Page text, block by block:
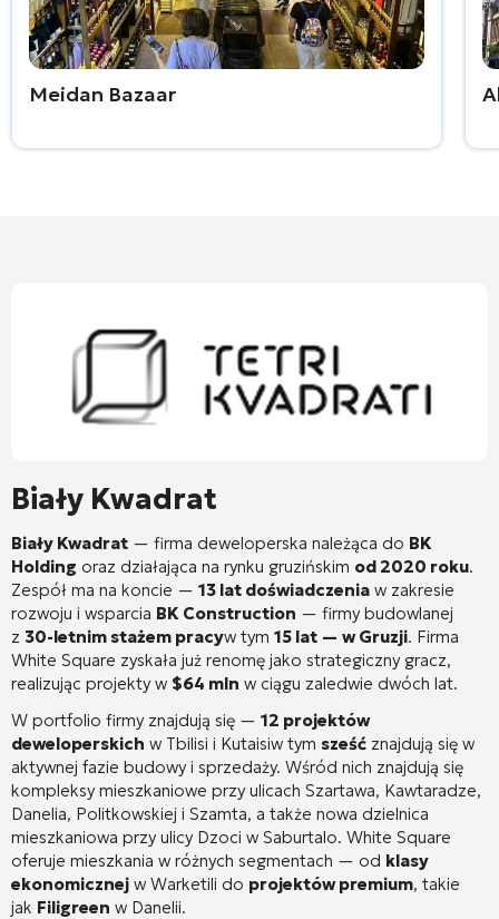
Meidan Bazaar
Biały Kwadrat
Biały Kwadrat — firma deweloperska należąca do BK
Holding oraz działająca na rynku gruzińskim od 2020 roku.
Zespół ma na koncie — 13 lat doświadczenia w zakresie
rozwoju i wsparcia BK Construction — firmy budowlanej
z 30-letnim stażem pracyw tym 15 lat — w Gruzji. Firma
White Square zyskała już renomę jako strategiczny gracz,
realizując projekty w $64 mln w ciągu zaledwie dwóch lat.
W portfolio firmy znajdują się — 12 projektów
deweloperskich w Tbilisi i Kutaisiw tym sześć znajdują się w
aktywnej fazie budowy i sprzedaży. Wśród nich znajdują się
kompleksy mieszkaniowe przy ulicach Szartawa, Kawtaradze,
Danelia, Politkowskiej i Szamta, a także nowa dzielnica
mieszkaniowa przy ulicy Dzoci w Saburtalo. White Square
oferuje mieszkania w różnych segmentach — od klasy
ekonomicznej w Warketili do projektów premium, takie
jak Filigreen w Danelii.